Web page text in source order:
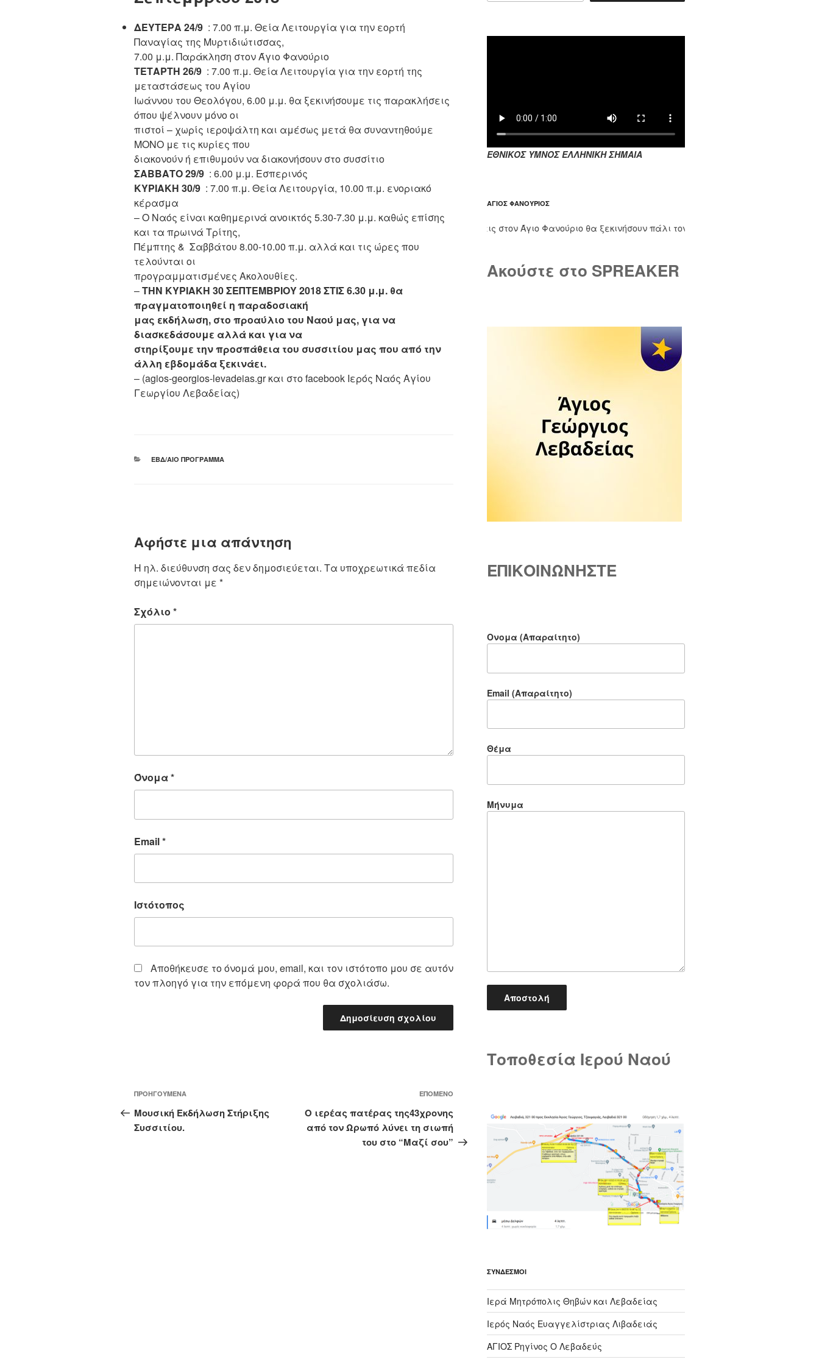
ΔΕΥΤΕΡΑ 24/9 : 7.00 π.μ. Θεία Λειτουργία για την εορτή
Παναγίας της Μυρτιδιώτισσας,
7.00 μ.μ. Παράκληση στον Άγιο Φανούριο
ΤΕΤΑΡΤΗ 26/9 : 7.00 π.μ. Θεία Λειτουργία για την εορτή της
μεταστάσεως του Αγίου
Ιωάννου του Θεολόγου, 6.00 μ.μ. θα ξεκινήσουμε τις παρακλήσεις
όπου ψέλνουν μόνο οι
πιστοί – χωρίς ιεροψάλτη και αμέσως μετά θα συναντηθούμε
ΜΟΝΟ με τις κυρίες που
διακονούν ή επιθυμούν να διακονήσουν στο συσσίτιο
ΣΑΒΒΑΤΟ 29/9 : 6.00 μ.μ. Εσπερινός
ΚΥΡΙΑΚΗ 30/9 : 7.00 π.μ. Θεία Λειτουργία, 10.00 π.μ. ενοριακό
κέρασμα
– Ο Ναός είναι καθημερινά ανοικτός 5.30-7.30 μ.μ. καθώς επίσης
και τα πρωινά Τρίτης,
Πέμπτης & Σαββάτου 8.00-10.00 π.μ. αλλά και τις ώρες που
τελούνται οι
προγραμματισμένες Ακολουθίες.
–ΤΗΝ ΚΥΡΙΑΚΗ 30 ΣΕΠΤΕΜΒΡΙΟΥ 2018 ΣΤΙΣ 6.30 μ.μ. θα
πραγματοποιηθεί η παραδοσιακή
μας εκδήλωση, στο προαύλιο του Ναού μας, για να
διασκεδάσουμε αλλά και για να
στηρίξουμε την προσπάθεια του συσσιτίου μας που από την
άλλη εβδομάδα ξεκινάει.
– (agios-georgios-levadeias.gr και στο facebook Ιερός Ναός Αγίου
Γεωργίου Λεβαδείας)
ΚΑΤΗΓΟΡΊΕΣ
ΕΒΔ/ΑΊΟ ΠΡΌΓΡΑΜΜΑ
Αφήστε μια απάντηση
Η ηλ. διεύθυνση σας δεν δημοσιεύεται. Τα υποχρεωτικά πεδία
σημειώνονται με *
Σχόλιο *
Όνομα*
Email*
Ιστότοπος
Αποθήκευσε το όνομά μου, email, και τον ιστότοπο μου σε αυτόν
τον πλοηγό για την επόμενη φορά που θα σχολιάσω.
Πλοήγηση
άρθρων
Προηγούμενο
άρθρο
ΠΡΟΗΓΟΎΜΕΝΑ
Μουσική Εκδήλωση Στήριξης
Συσσιτίου.
ΕΠΌΜΕΝΟ
Ο ιερέας πατέρας της43χρονης
από τον Ωρωπό λύνει τη σιωπή
του στο “Μαζί σου”
ΕΘΝΙΚΟΣ ΥΜΝΟΣ ΕΛΛΗΝΙΚΗ ΣΗΜΑΙΑ
ΆΓΙΟΣ ΦΑΝΟΎΡΙΟΣ
Οι παρακλήσεις στον Άγιο Φανούριο θα ξεκινήσουν πάλι τον Σεπτέμβριο. Τους μήνες
Ακούστε στο SPREAKER
ΕΠΙΚΟΙΝΩΝΗΣΤΕ
Ονομα (Απαραίτητο)
Email (Απαραίτητο)
Θέμα
Μήνυμα
Τοποθεσία Ιερού Ναού
ΣΎΝΔΕΣΜΟΙ
Ιερά Μητρόπολις Θηβών και Λεβαδείας
Ιερός Ναός Ευαγγελίστριας Λιβαδειάς
ΑΓΙΟΣ Ρηγίνος Ο Λεβαδεύς